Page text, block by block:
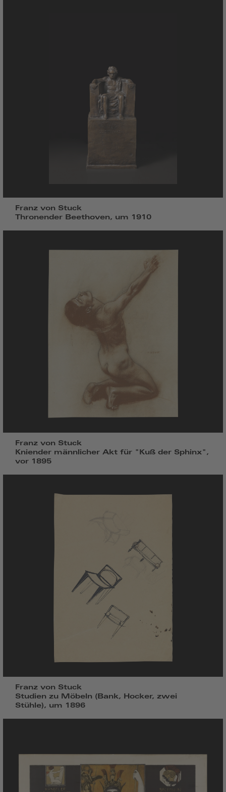
Franz von Stuck
Thronender Beethoven, um 1910
Franz von Stuck
Kniender männlicher Akt für "Kuß der Sphinx",
vor 1895
Franz von Stuck
Studien zu Möbeln (Bank, Hocker, zwei
Stühle), um 1896